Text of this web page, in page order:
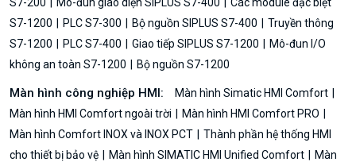
S7-1200
PLC S7-300 Bộ nguồn SIPLUS S7-400
Truyền thông
S7-1200
PLC S7-400 Giao tiếp SIPLUS S7-1200
Mô-đun I/O
không an toàn S7-1200
Bộ nguồn S7-1200
Màn hình công nghiệp HMI:
Màn hình Simatic HMI Comfort
Màn hình HMI Comfort ngoài trời
Màn hình HMI Comfort PRO
Màn hình Comfort INOX và INOX PCT
Thành phần hệ thống HMI
cho thiết bị bảo vệ
Màn hình SIMATIC HMI Unified Comfort
Màn